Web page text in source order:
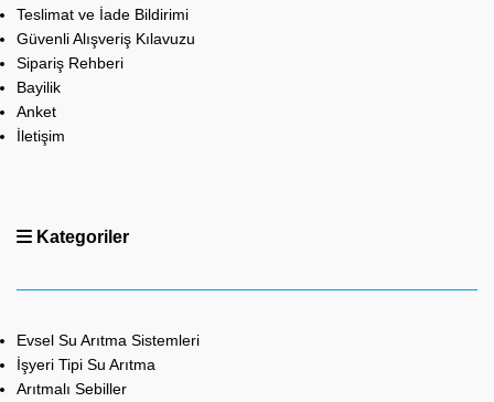
Teslimat ve İade Bildirimi
Güvenli Alışveriş Kılavuzu
Sipariş Rehberi
Bayilik
Anket
İletişim
Kategoriler
Evsel Su Arıtma Sistemleri
İşyeri Tipi Su Arıtma
Arıtmalı Sebiller